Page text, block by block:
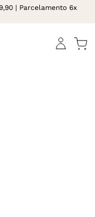
| Parcelamento 6x